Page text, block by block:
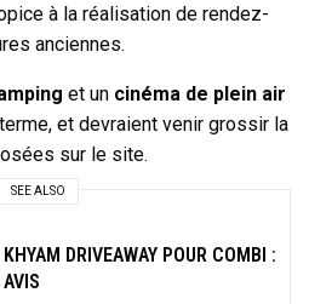
à la réalisation de rendez-
anciennes.
et un cinéma de plein air
et devraient venir grossir la
sur le site.
SEE ALSO
DRIVEAWAY POUR COMBI :